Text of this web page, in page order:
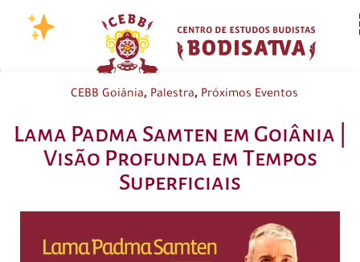
CEBB Goiânia, Palestra, Próximos Eventos
Lama Padma Samten em Goiânia |
Visão Profunda em Tempos
Superficiais